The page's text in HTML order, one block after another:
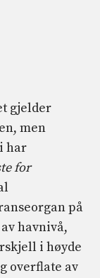
gjelder
men
har
for
på
havnivå,
i høyde
overflate av